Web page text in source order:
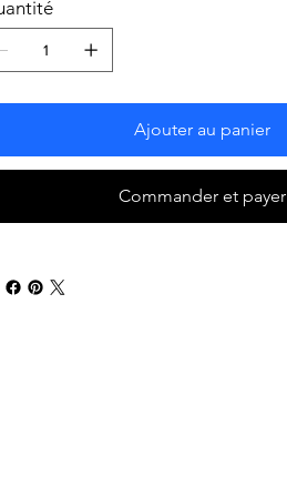
Ajouter au panier
Commander et payer